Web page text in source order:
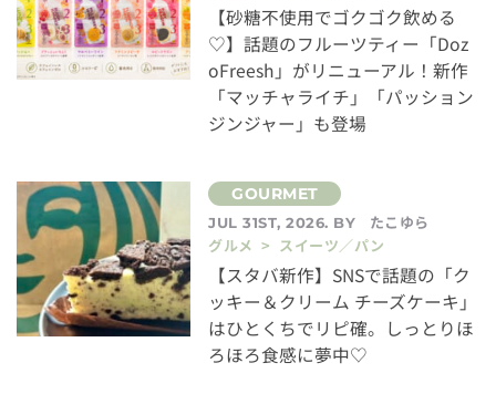
【砂糖不使用でゴクゴク飲める
♡】話題のフルーツティー「Doz
oFreesh」がリニューアル！新作
「マッチャライチ」「パッション
ジンジャー」も登場
JUL 31ST, 2026. BY
たこゆら
グルメ > スイーツ／パン
【スタバ新作】SNSで話題の「ク
ッキー＆クリーム チーズケーキ」
はひとくちでリピ確。しっとりほ
ろほろ食感に夢中♡